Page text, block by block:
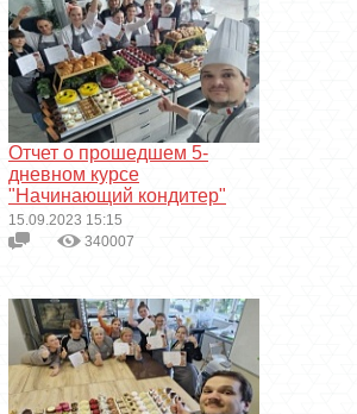
Отчет о прошедшем 5-
дневном курсе
"Начинающий кондитер"
15.09.2023 15:15
340007